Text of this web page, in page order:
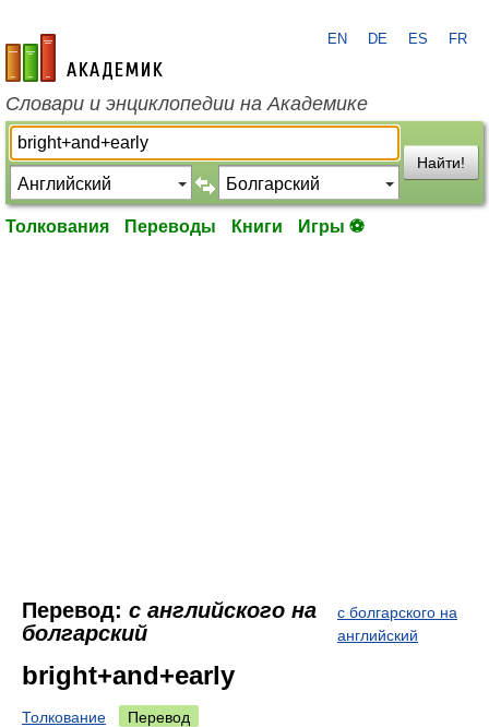
academic.ru
EN DE ES FR
Словари и энциклопедии на Академике
Найти!
Толкования Переводы Книги Игры ⚽
Перевод: с английского на
болгарский
с болгарского на
английский
bright+and+early
Толкование Перевод